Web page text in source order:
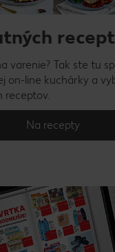
varenie? Tak ste tu
on-line kuchárky a
receptov.
Na recepty